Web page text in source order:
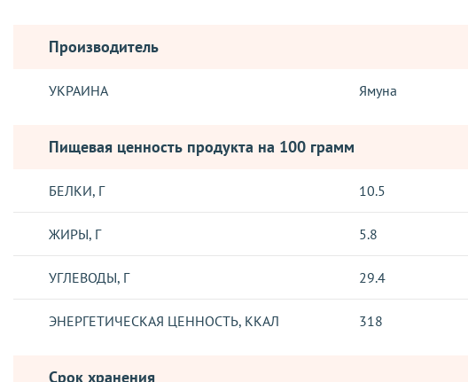
Производитель
УКРАИНА Ямуна
Пищевая ценность продукта на 100 грамм
БЕЛКИ, Г 10.5
ЖИРЫ, Г 5.8
УГЛЕВОДЫ, Г 29.4
ЭНЕРГЕТИЧЕСКАЯ ЦЕННОСТЬ, ККАЛ 318
Срок хранения